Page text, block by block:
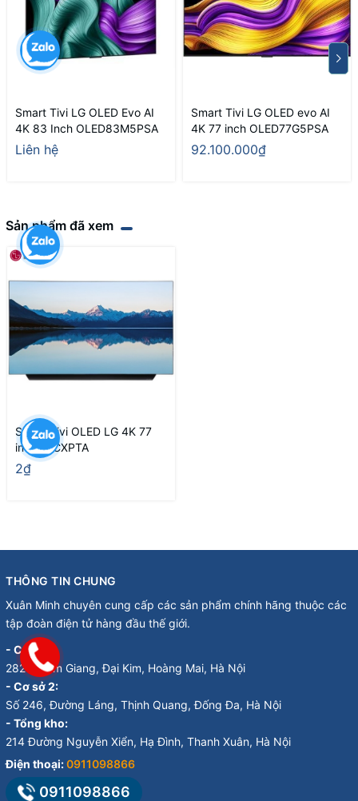
Smart Tivi LG OLED Evo AI
4K 83 Inch OLED83M5PSA
Liên hệ
Smart Tivi LG OLED evo AI
4K 77 inch OLED77G5PSA
92.100.000₫
Sản phẩm đã xem
Smart Tivi OLED LG 4K 77
inch 77CXPTA
2₫
THÔNG TIN CHUNG
Xuân Minh chuyên cung cấp các sản phẩm chính hãng thuộc các
tập đoàn điện tử hàng đầu thế giới.
- Cơ sở 1:
282 Đ. Kim Giang, Đại Kim, Hoàng Mai, Hà Nội
- Cơ sở 2:
Số 246, Đường Láng, Thịnh Quang, Đống Đa, Hà Nội
- Tổng kho:
214 Đường Nguyễn Xiển, Hạ Đình, Thanh Xuân, Hà Nội
Điện thoại:0911098866
0911098866